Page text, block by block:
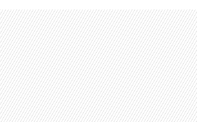
Skip to main content